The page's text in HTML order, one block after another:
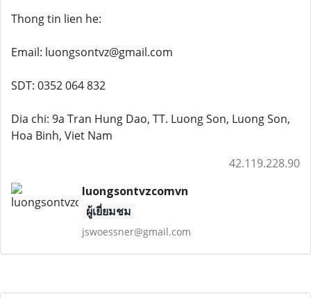
Thong tin lien he:
Email: luongsontvz@gmail.com
SDT: 0352 064 832
Dia chi: 9a Tran Hung Dao, TT. Luong Son, Luong Son,
Hoa Binh, Viet Nam
42.119.228.90
luongsontvzcomvn
ผู้เยี่ยมชม
jswoessner@gmail.com